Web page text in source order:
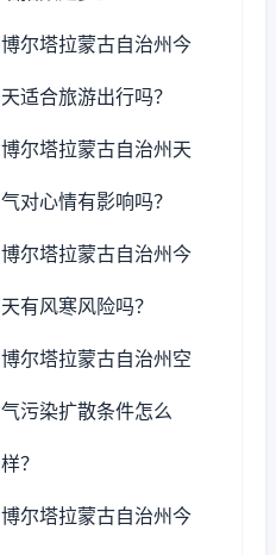
博尔塔拉蒙古自治州今
天适合旅游出行吗？
博尔塔拉蒙古自治州天
气对心情有影响吗？
博尔塔拉蒙古自治州今
天有风寒风险吗？
博尔塔拉蒙古自治州空
气污染扩散条件怎么
样？
博尔塔拉蒙古自治州今